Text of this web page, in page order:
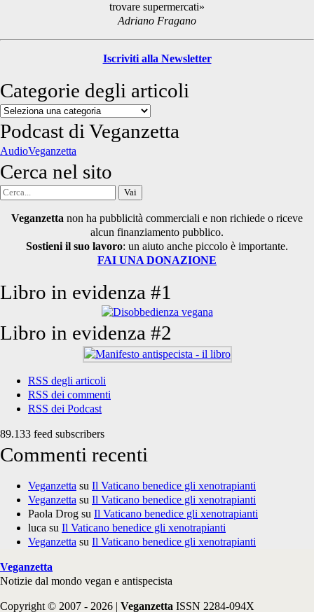
trovare supermercati»
Adriano Fragano
Iscriviti alla Newsletter
Categorie degli articoli
Categorie
degli
articoli
Podcast di Veganzetta
AudioVeganzetta
Cerca nel sito
Cerca
Veganzetta non ha pubblicità commerciali e non richiede o riceve
alcun finanziamento pubblico.
Sostieni il suo lavoro: un aiuto anche piccolo è importante.
FAI UNA DONAZIONE
Libro in evidenza #1
Libro in evidenza #2
RSS degli articoli
RSS dei commenti
RSS dei Podcast
89.133 feed subscribers
Commenti recenti
Veganzetta su Il Vaticano benedice gli xenotrapianti
Veganzetta su Il Vaticano benedice gli xenotrapianti
Paola Drog su Il Vaticano benedice gli xenotrapianti
luca su Il Vaticano benedice gli xenotrapianti
Veganzetta su Il Vaticano benedice gli xenotrapianti
Veganzetta
Notizie dal mondo vegan e antispecista
Copyright © 2007 - 2026 | Veganzetta ISSN 2284-094X